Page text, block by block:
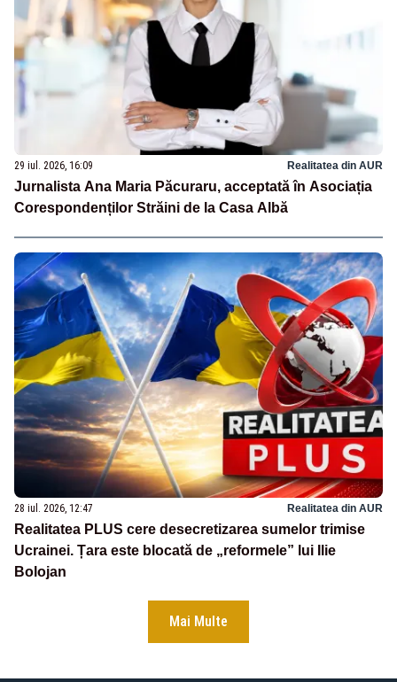
29 iul. 2026, 16:09 Realitatea din AUR
Jurnalista Ana Maria Păcuraru, acceptată în Asociația
Corespondenților Străini de la Casa Albă
28 iul. 2026, 12:47 Realitatea din AUR
Realitatea PLUS cere desecretizarea sumelor trimise
Ucrainei. Țara este blocată de „reformele” lui Ilie
Bolojan
Mai Multe